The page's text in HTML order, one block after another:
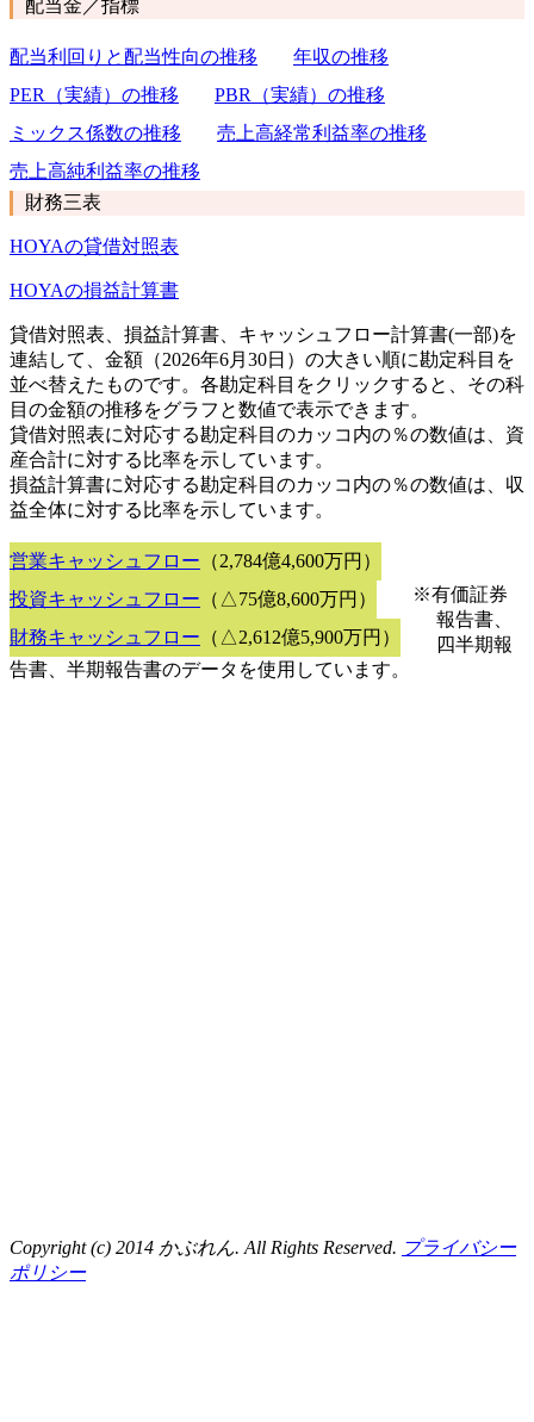
配当金／指標
配当利回りと配当性向の推移
年収の推移
PER（実績）の推移
PBR（実績）の推移
ミックス係数の推移
売上高経常利益率の推移
売上高純利益率の推移
財務三表
HOYAの貸借対照表
HOYAの損益計算書
貸借対照表、損益計算書、キャッシュフロー計算書(一部)を
連結して、金額（2026年6月30日）の大きい順に勘定科目を
並べ替えたものです。各勘定科目をクリックすると、その科
目の金額の推移をグラフと数値で表示できます。
貸借対照表に対応する勘定科目のカッコ内の％の数値は、資
産合計に対する比率を示しています。
損益計算書に対応する勘定科目のカッコ内の％の数値は、収
益全体に対する比率を示しています。
営業キャッシュフロー （2,784億4,600万円）
投資キャッシュフロー （△75億8,600万円）
財務キャッシュフロー （△2,612億5,900万円）
※有価証券
報告書、
四半期報
告書、半期報告書のデータを使用しています。
Copyright (c) 2014 かぶれん. All Rights Reserved. プライバシー
ポリシー